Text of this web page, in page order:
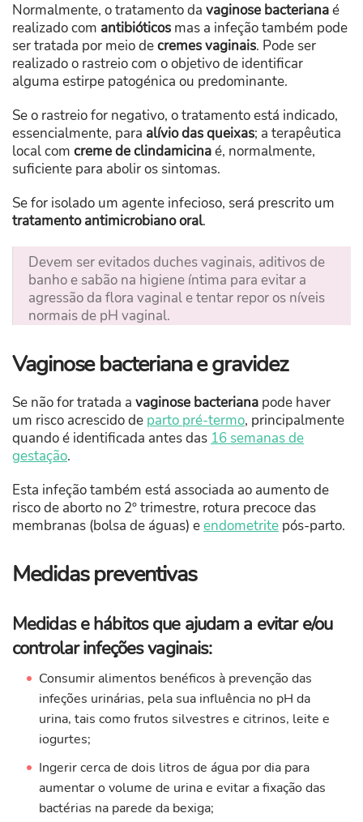
Normalmente, o tratamento da vaginose bacterianaé
realizado com antibióticos mas a infeção também pode
ser tratada por meio decremes vaginais. Pode ser
realizado o rastreio com o objetivo de identificar
alguma estirpe patogénica ou predominante.
Se o rastreio for negativo, o tratamento está indicado,
essencialmente, para alívio das queixas; a terapêutica
local com creme de clindamicinaé, normalmente,
suficiente para abolir os sintomas.
Se for isolado um agente infecioso, será prescrito um
tratamento antimicrobiano oral.
Devem ser evitados duches vaginais, aditivos de
banho e sabão na higiene íntima para evitar a
agressão da flora vaginal e tentar repor os níveis
normais de pH vaginal.
Vaginose bacteriana e gravidez
Se não for tratada a vaginose bacteriana pode haver
um risco acrescido de parto pré-termo, principalmente
quando é identificada antes das 16 semanas de
gestação.
Esta infeção também está associada ao aumento de
risco de aborto no 2º trimestre, rotura precoce das
membranas (bolsa de águas) eendometrite pós-parto.
Medidas preventivas
Medidas e hábitos que ajudam a evitar e/ou
controlar infeções vaginais:
Consumir alimentos benéficos à prevenção das
infeções urinárias, pela sua influência no pH da
urina, tais como frutos silvestres e citrinos, leite e
iogurtes;
Ingerir cerca de dois litros de água por dia para
aumentar o volume de urina e evitar a fixação das
bactérias na parede da bexiga;